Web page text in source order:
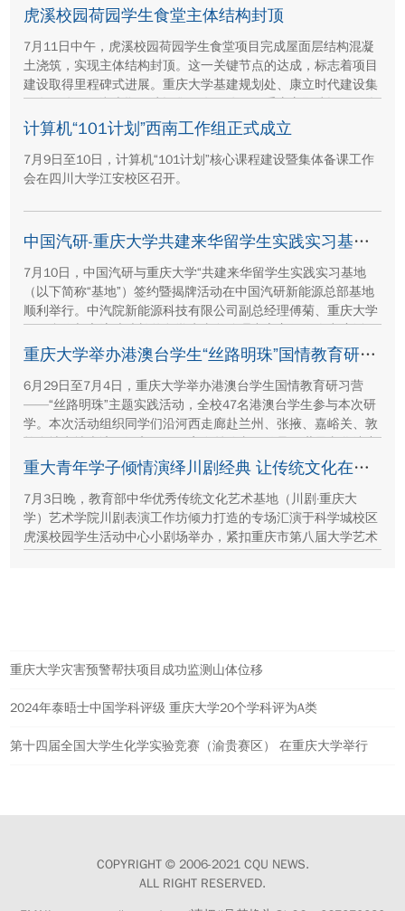
虎溪校园荷园学生食堂主体结构封顶
7月11日中午，虎溪校园荷园学生食堂项目完成屋面层结构混凝
土浇筑，实现主体结构封顶。这一关键节点的达成，标志着项目
建设取得里程碑式进展。重庆大学基建规划处、康立时代建设集
团有限公司、湖南顺天建设集团有限公司、重庆方郡建设工程咨
询有限公司等参建单位代表现场参与封顶仪式。
计算机“101计划”西南工作组正式成立
7月9日至10日，计算机“101计划”核心课程建设暨集体备课工作
会在四川大学江安校区召开。
中国汽研-重庆大学共建来华留学生实践实习基地签约暨揭牌活动举行
7月10日，中国汽研与重庆大学“共建来华留学生实践实习基地
（以下简称“基地”）签约暨揭牌活动在中国汽研新能源总部基地
顺利举行。中汽院新能源科技有限公司副总经理傅菊、重庆大学
国际合作与交流处处长兼留学生事务管理中心主任阳春出席活
动，双方相关职能负责人、教师代表及来华留学生代表共同参重庆大学举办港澳台学生“丝路明珠”国情教育研习营
6月29日至7月4日，重庆大学举办港澳台学生国情教育研习营
——“丝路明珠”主题实践活动，全校47名港澳台学生参与本次研
学。本次活动组织同学们沿河西走廊赴兰州、张掖、嘉峪关、敦
煌多地实地走访，深入了解国家在丝路文明传承、世界文化遗产
保护、西北地质生态治理等方面的建设成就与发展路径。
重大青年学子倾情演绎川剧经典 让传统文化在校园“活”起来
7月3日晚，教育部中华优秀传统文化艺术基地（川剧·重庆大
学）艺术学院川剧表演工作坊倾力打造的专场汇演于科学城校区
虎溪校园学生活动中心小剧场举办，紧扣重庆市第八届大学艺术
重庆大学灾害预警帮扶项目成功监测山体位移
2024年泰晤士中国学科评级 重庆大学20个学科评为A类
第十四届全国大学生化学实验竞赛（渝贵赛区） 在重庆大学举行
COPYRIGHT © 2006-2021 CQU NEWS.
ALL RIGHT RESERVED.